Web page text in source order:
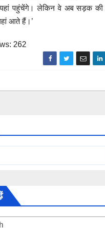
पहुंचेंगे। लेकिन वे अब सड़क की
आते हैं।’
262